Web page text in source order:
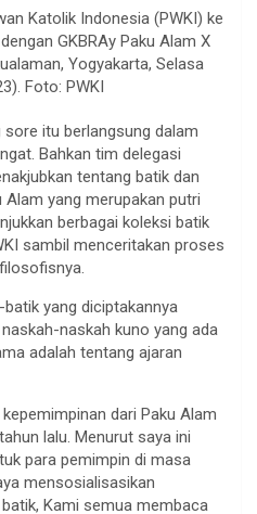
Katolik Indonesia (PWKI) ke
GKBRAy Paku Alam X
Yogyakarta, Selasa
Foto: PWKI
itu berlangsung dalam
Bahkan tim delegasi
tentang batik dan
Alam yang merupakan putri
berbagai koleksi batik
sambil menceritakan proses
yang diciptakannya
naskah kuno yang ada
adalah tentang ajaran
dari Paku Alam
lalu. Menurut saya ini
para pemimpin di masa
mensosialisasikan
Kami semua membaca